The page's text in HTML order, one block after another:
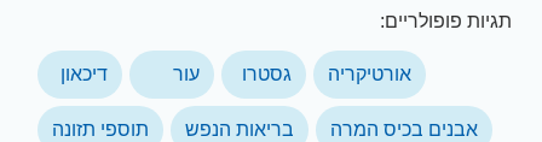
תגיות פופולריים:
אורטיקריה גסטרו עור דיכאון
אבנים בכיס המרה בריאות הנפש תוספי תזונה